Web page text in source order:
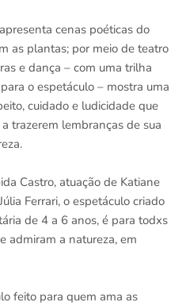
cenas poéticas do
as plantas; por meio de teatro
e dança – com uma trilha
o espetáculo – mostra uma
cuidado e ludicidade que
trazerem lembranças de sua
Castro, atuação de Katiane
Ferrari, o espetáculo criado
de 4 a 6 anos, é para todxs
admiram a natureza, em
feito para quem ama as